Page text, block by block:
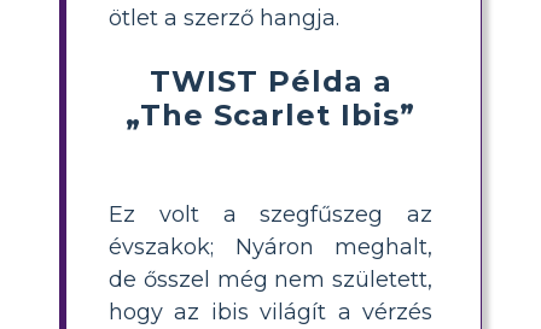
ötlet a szerző hangja.
TWIST Példa a
„The Scarlet Ibis”
Ez volt a szegfűszeg az
évszakok; Nyáron meghalt,
de ősszel még nem született,
hogy az ibis világít a vérzés